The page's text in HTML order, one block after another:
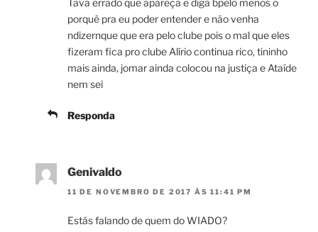
Tava errado que apareça e diga bpelo menos o
porquê pra eu poder entender e não venha
ndizernque que era pelo clube pois o mal que eles
fizeram fica pro clube Alírio continua rico, tininho
mais ainda, jomar ainda colocou na justiça e Ataíde
nem sei
Responda
Genivaldo
11 DE NOVEMBRO DE 2017 ÀS 11:41 PM
Estás falando de quem do WIADO?